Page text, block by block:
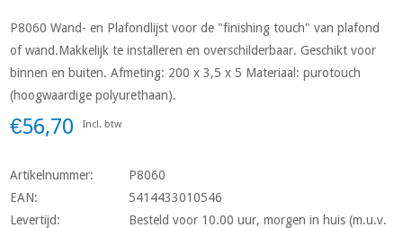
P8060 Wand- en Plafondlijst voor de "finishing touch" van plafond
of wand.Makkelijk te installeren en overschilderbaar. Geschikt voor
binnen en buiten. Afmeting: 200 x 3,5 x 5 Materiaal: purotouch
(hoogwaardige polyurethaan).
€56,70 Incl. btw
Artikelnummer:
P8060
EAN:
5414433010546
Levertijd:
Besteld voor 10.00 uur, morgen in huis (m.u.v.